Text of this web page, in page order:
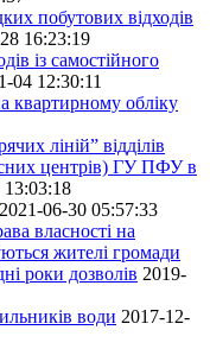
побутових відходів
16:23:19
із самостійного
04 12:30:11
квартирному обліку
ліній” відділів
центрів) ГУ ПФУ в
13:03:18
2021-06-30 05:57:33
власності на
жителі громади
роки дозволів 2019-
води 2017-12-